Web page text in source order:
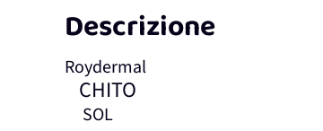
Descrizione
Roydermal
CHITO
SOL